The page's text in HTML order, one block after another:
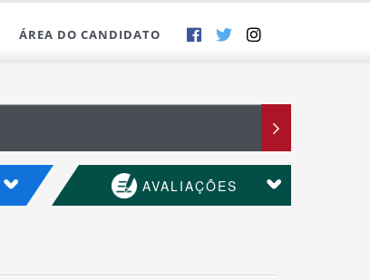
ÁREA DO CANDIDATO
AVALIAÇÕES